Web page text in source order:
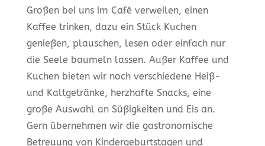
Großen bei uns im Café verweilen, einen
Kaffee trinken, dazu ein Stück Kuchen
genießen, plauschen, lesen oder einfach nur
die Seele baumeln lassen. Außer Kaffee und
Kuchen bieten wir noch verschiedene Heiß-
und Kaltgetränke, herzhafte Snacks, eine
große Auswahl an Süßigkeiten und Eis an.
Gern übernehmen wir die gastronomische
Betreuung von Kindergeburtstagen und